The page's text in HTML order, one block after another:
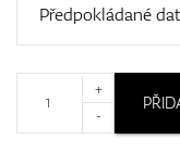
Předpokládané
+
-